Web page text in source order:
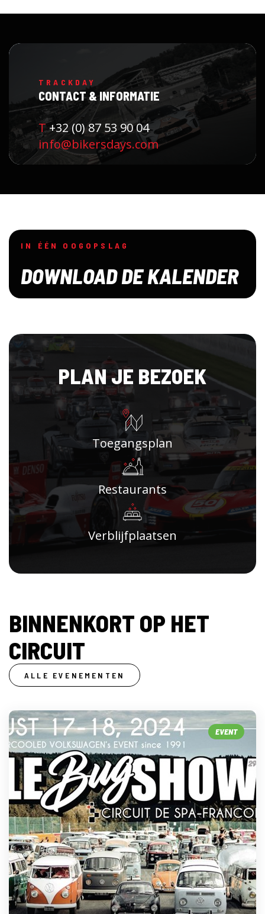
TRACKDAY
CONTACT & INFORMATIE
T+32 (0) 87 53 90 04
info@bikersdays.com
IN ÉÉN OOGOPSLAG
DOWNLOAD DE KALENDER
PLAN JE BEZOEK
Toegangsplan
Restaurants
Verblijfplaatsen
BINNENKORT OP HET
CIRCUIT
ALLE EVENEMENTEN
EVENT